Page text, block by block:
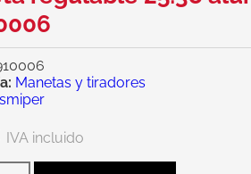
Manetas y tiradores
IVA incluido